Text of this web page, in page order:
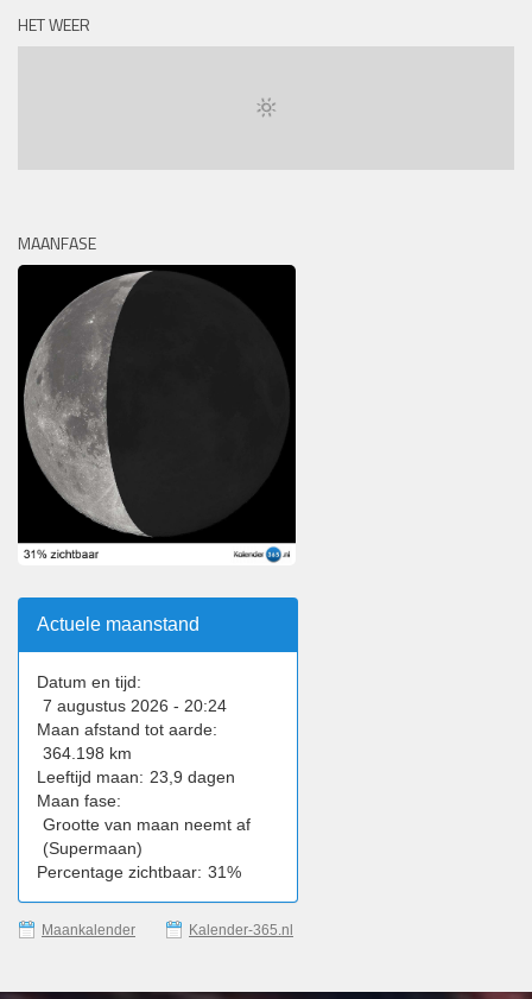
HET WEER
MAANFASE
Actuele maanstand
Datum en tijd:
7 augustus 2026 - 20:24
Maan afstand tot aarde:
364.198 km
Leeftijd maan: 23,9 dagen
Maan fase:
Grootte van maan neemt af
(Supermaan)
Percentage zichtbaar: 31%
Maankalender Kalender-365.nl